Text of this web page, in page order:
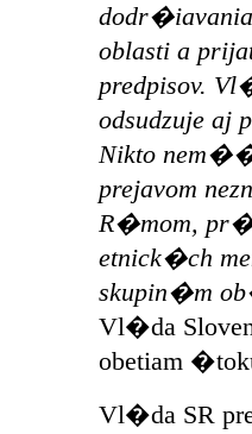
oblasti a
predpisov.
odsudzuje
Nikto
prejavom
R�mom,
etnick�ch
skupin�m
Vl�da
obetiam
Vl�da SR